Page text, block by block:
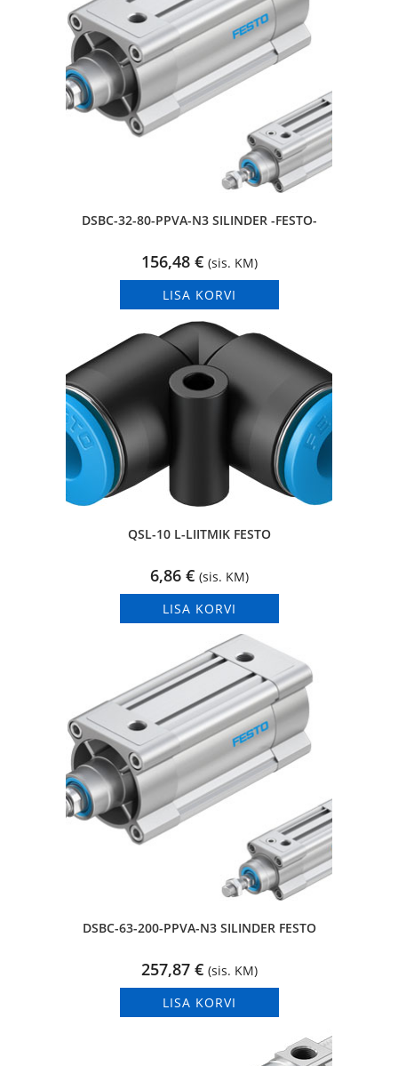
DSBC-32-80-PPVA-N3 SILINDER -FESTO-
156,48 € (sis. KM)
LISA KORVI
QSL-10 L-LIITMIK FESTO
6,86 € (sis. KM)
LISA KORVI
DSBC-63-200-PPVA-N3 SILINDER FESTO
257,87 € (sis. KM)
LISA KORVI